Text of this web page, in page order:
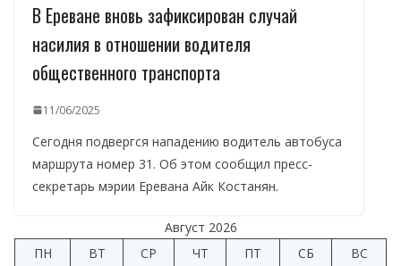
В Ереване вновь зафиксирован случай
насилия в отношении водителя
общественного транспорта
11/06/2025
Сегодня подвергся нападению водитель автобуса
маршрута номер 31. Об этом сообщил пресс-
секретарь мэрии Еревана Айк Костанян.
Август 2026
ПН
ВТ СР ЧТ ПТ СБ
ВС